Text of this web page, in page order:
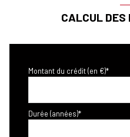
CALCUL
Montant du crédit (en €)*
Durée (années)*